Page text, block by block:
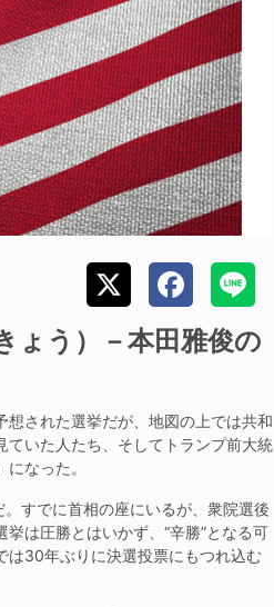
ょう）－本田雅俊の
された選挙だが、地図の上では共和
いた人たち、そしてトランプ前大統
なった。
すでに首相の座にいるが、衆院選後
は圧勝とはいかず、“辛勝”となる可
は30年ぶりに決選投票にもつれ込む